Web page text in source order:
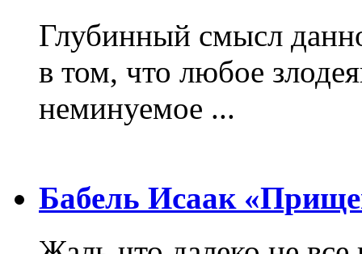
Глубинный смысл
в том, что любое
неминуемое ...
Бабель Исаак